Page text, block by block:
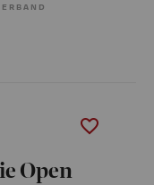
Open